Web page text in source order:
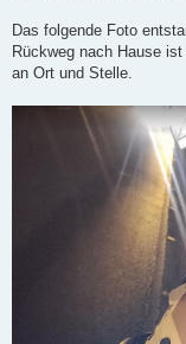
Das folgende Foto
Rückweg nach Hause
an Ort und Stelle.